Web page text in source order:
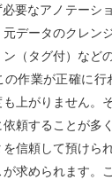
要なアノテーシ
データのクレン
（タグ付）など
の作業が正確に
上がりません。
頼することが多
信頼して預けら
求められます。